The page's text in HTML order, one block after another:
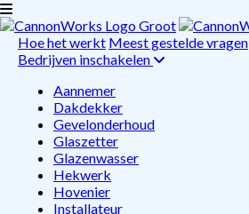
Hoe het werkt Meest gestelde vragen
Bedrijven inschakelen
Aannemer
Dakdekker
Gevelonderhoud
Glaszetter
Glazenwasser
Hekwerk
Hovenier
Installateur